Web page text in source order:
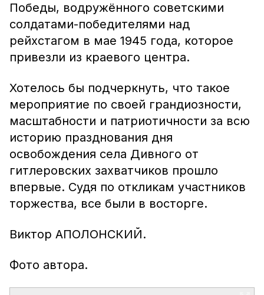
Победы, водружённого советскими
солдатами-победителями над
рейхстагом в мае 1945 года, которое
привезли из краевого центра.
Хотелось бы подчеркнуть, что такое
мероприятие по своей грандиозности,
масштабности и патриотичности за всю
историю празднования дня
освобождения села Дивного от
гитлеровских захватчиков прошло
впервые. Судя по откликам участников
торжества, все были в восторге.
Виктор АПОЛОНСКИЙ.
Фото автора.